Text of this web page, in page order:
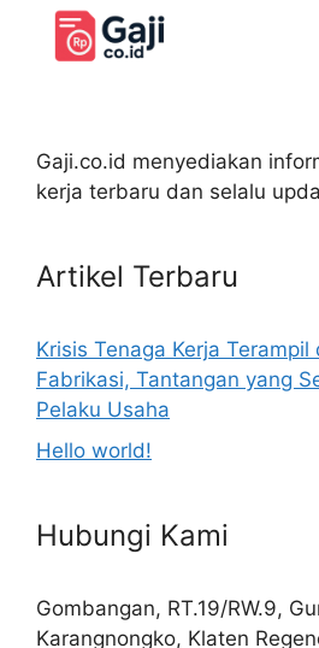
Gaji.co.id menyediakan
kerja terbaru dan selalu
Artikel Terbaru
Krisis Tenaga Kerja Terampil
Fabrikasi, Tantangan yang
Pelaku Usaha
Hello world!
Hubungi Kami
Gombangan, RT.19/RW.9,
Karangnongko, Klaten